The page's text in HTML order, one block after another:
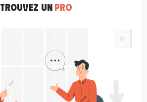
TROUVEZ UN PRO